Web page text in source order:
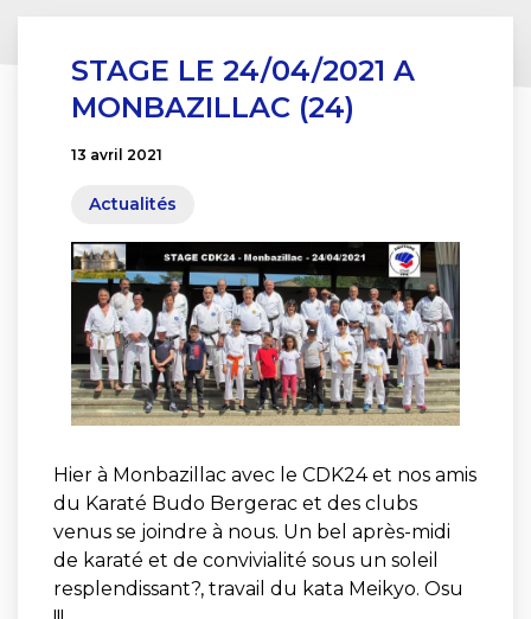
STAGE LE 24/04/2021 A
MONBAZILLAC (24)
13 avril 2021
Actualités
Hier à Monbazillac avec le CDK24 et nos amis
du Karaté Budo Bergerac et des clubs
venus se joindre à nous. Un bel après-midi
de karaté et de convivialité sous un soleil
resplendissant?, travail du kata Meikyo. Osu